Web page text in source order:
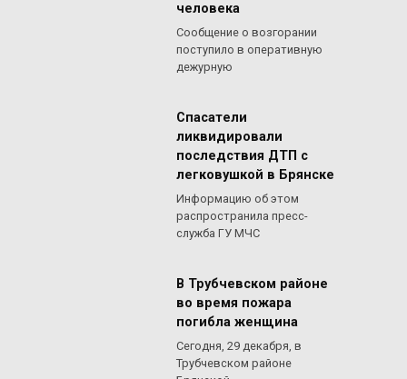
человека
Сообщение о возгорании
поступило в оперативную
дежурную
Спасатели
ликвидировали
последствия ДТП с
легковушкой в Брянске
Информацию об этом
распространила пресс-
служба ГУ МЧС
В Трубчевском районе
во время пожара
погибла женщина
Сегодня, 29 декабря, в
Трубчевском районе